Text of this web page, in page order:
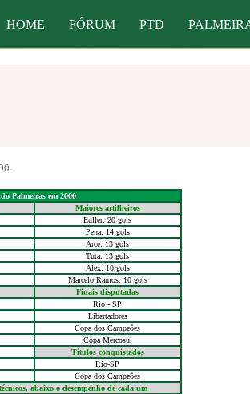
HOME FÓRUM PTD
Palmeiras em 2000
Maiores artilheiros
Euller: 20 gols
Pena: 14 gols
Arce: 13 gols
Tuta: 13 gols
Alex: 10 gols
Marcelo Ramos: 10 gols
Finais disputadas
Rio - SP
Libertadores
Copa dos Campeões
Copa Mercosul
Títulos conquistados
Rio-SP
Copa dos Campeões
abaixo o desempenho de cada um